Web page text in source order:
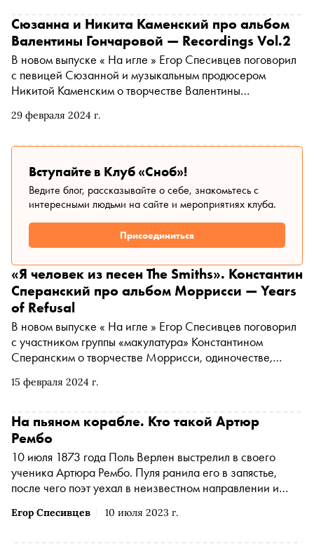
материале «Сноба»
29 февраля 2024 г.
Сюзанна и Никита Каменский про альбом
Валентины Гончаровой — Recordings Vol.2
В новом выпуске « На игле » Егор Спесивцев поговорил
с певицей Сюзанной и музыкальным продюсером
Никитой Каменским о творчестве Валентины
сексуализации, материнстве и боге
Вступайте в Клуб «Сноб»!
Ведите блог, рассказывайте о себе, знакомьтесь с
интересными людьми на сайте и мероприятиях клуба.
Присоединиться
15 февраля 2024 г.
«Я человек из песен The Smiths». Константин
Сперанский про альбом Моррисси — Years
of Refusal
В новом выпуске « На игле » Егор Спесивцев поговорил
с участником группы «макулатура» Константином
Сперанским о творчестве Моррисси, одиночестве,
Петербурге
Егор Спесивцев 10 июля 2023 г.
На пьяном корабле. Кто такой Артюр
Рембо
10 июля 1873 года Поль Верлен выстрелил в своего
ученика Артюра Рембо. Пуля ранила его в запястье,
после чего поэт уехал в неизвестном направлении и
Артюр Рембо — в материале «Сноба»